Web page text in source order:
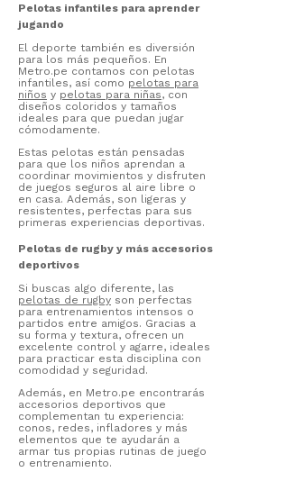
Pelotas infantiles para aprender
jugando
El deporte también es diversión
para los más pequeños. En
Metro.pe contamos con pelotas
infantiles, así como pelotas para
niños y pelotas para niñas, con
diseños coloridos y tamaños
ideales para que puedan jugar
cómodamente.
Estas pelotas están pensadas
para que los niños aprendan a
coordinar movimientos y disfruten
de juegos seguros al aire libre o
en casa. Además, son ligeras y
resistentes, perfectas para sus
primeras experiencias deportivas.
Pelotas de rugby y más accesorios
deportivos
Si buscas algo diferente, las
pelotas de rugby son perfectas
para entrenamientos intensos o
partidos entre amigos. Gracias a
su forma y textura, ofrecen un
excelente control y agarre, ideales
para practicar esta disciplina con
comodidad y seguridad.
Además, en Metro.pe encontrarás
accesorios deportivos que
complementan tu experiencia:
conos, redes, infladores y más
elementos que te ayudarán a
armar tus propias rutinas de juego
o entrenamiento.